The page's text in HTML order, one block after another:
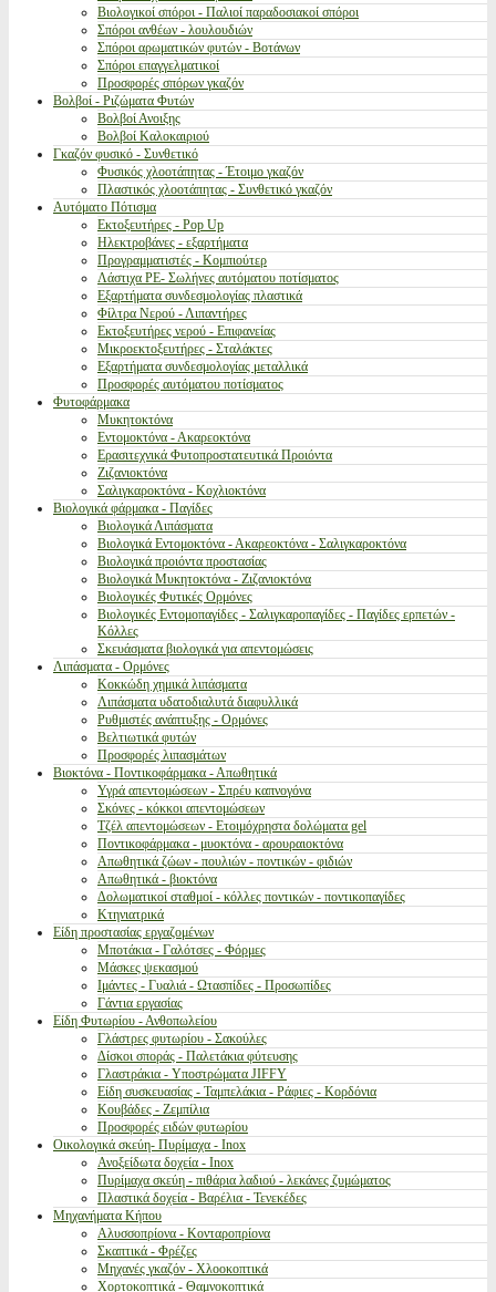
Βιολογικοί σπόροι - Παλιοί παραδοσιακοί σπόροι
Σπόροι ανθέων - λουλουδιών
Σπόροι αρωματικών φυτών - Βοτάνων
Σπόροι επαγγελματικοί
Προσφορές σπόρων γκαζόν
Βολβοί - Ριζώματα Φυτών
Βολβοί Ανοιξης
Βολβοί Καλοκαιριού
Γκαζόν φυσικό - Συνθετικό
Φυσικός χλοοτάπητας - Έτοιμο γκαζόν
Πλαστικός χλοοτάπητας - Συνθετικό γκαζόν
Αυτόματο Πότισμα
Εκτοξευτήρες - Pop Up
Ηλεκτροβάνες - εξαρτήματα
Προγραμματιστές - Κομπιούτερ
Λάστιχα PE- Σωλήνες αυτόματου ποτίσματος
Εξαρτήματα συνδεσμολογίας πλαστικά
Φίλτρα Νερού - Λιπαντήρες
Εκτοξευτήρες νερού - Επιφανείας
Μικροεκτοξευτήρες - Σταλάκτες
Εξαρτήματα συνδεσμολογίας μεταλλικά
Προσφορές αυτόματου ποτίσματος
Φυτοφάρμακα
Μυκητοκτόνα
Εντομοκτόνα - Ακαρεοκτόνα
Ερασιτεχνικά Φυτοπροστατευτικά Προιόντα
Ζιζανιοκτόνα
Σαλιγκαροκτόνα - Κοχλιοκτόνα
Βιολογικά φάρμακα - Παγίδες
Βιολογικά Λιπάσματα
Βιολογικά Εντομοκτόνα - Ακαρεοκτόνα - Σαλιγκαροκτόνα
Βιολογικά προιόντα προστασίας
Βιολογικά Μυκητοκτόνα - Ζιζανιοκτόνα
Βιολογικές Φυτικές Ορμόνες
Βιολογικές Εντομοπαγίδες - Σαλιγκαροπαγίδες - Παγίδες ερπετών -
Κόλλες
Σκευάσματα βιολογικά για απεντομώσεις
Λιπάσματα - Ορμόνες
Κοκκώδη χημικά λιπάσματα
Λιπάσματα υδατοδιαλυτά διαφυλλικά
Ρυθμιστές ανάπτυξης - Ορμόνες
Βελτιωτικά φυτών
Προσφορές λιπασμάτων
Βιοκτόνα - Ποντικοφάρμακα - Απωθητικά
Υγρά απεντομώσεων - Σπρέυ καπνογόνα
Σκόνες - κόκκοι απεντομώσεων
Τζέλ απεντομώσεων - Ετοιμόχρηστα δολώματα gel
Ποντικοφάρμακα - μυοκτόνα - αρουραιοκτόνα
Απωθητικά ζώων - πουλιών - ποντικών - φιδιών
Απωθητικά - βιοκτόνα
Δολωματικοί σταθμοί - κόλλες ποντικών - ποντικοπαγίδες
Κτηνιατρικά
Είδη προστασίας εργαζομένων
Μποτάκια - Γαλότσες - Φόρμες
Μάσκες ψεκασμού
Ιμάντες - Γυαλιά - Ωτασπίδες - Προσωπίδες
Γάντια εργασίας
Είδη Φυτωρίου - Ανθοπωλείου
Γλάστρες φυτωρίου - Σακούλες
Δίσκοι σποράς - Παλετάκια φύτευσης
Γλαστράκια - Υποστρώματα JIFFY
Είδη συσκευασίας - Ταμπελάκια - Ράφιες - Κορδόνια
Κουβάδες - Ζεμπίλια
Προσφορές ειδών φυτωρίου
Οικολογικά σκεύη- Πυρίμαχα - Inox
Ανοξείδωτα δοχεία - Inox
Πυρίμαχα σκεύη - πιθάρια λαδιού - λεκάνες ζυμώματος
Πλαστικά δοχεία - Βαρέλια - Τενεκέδες
Μηχανήματα Κήπου
Αλυσσοπρίονα - Κονταροπρίονα
Σκαπτικά - Φρέζες
Μηχανές γκαζόν - Χλοοκοπτικά
Χορτοκοπτικά - Θαμνοκοπτικά